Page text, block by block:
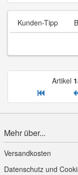
Kunden-Tipp
Artikel
Mehr über...
Versandkosten
Datenschutz und